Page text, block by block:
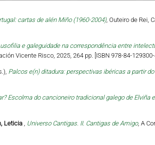
cartas de alén Miño (1960-2004), Outeiro de Rei,
e galeguidade na correspondência entre
Vicente Risco, 2025, 264 pp. [ISBN 978-84-
Palcos e(n) ditadura: perspectivas ibéricas a partir
Escolma do cancioneiro tradicional galego de Elviña
Leticia , Universo Cantigas. II. Cantigas de Amigo, A